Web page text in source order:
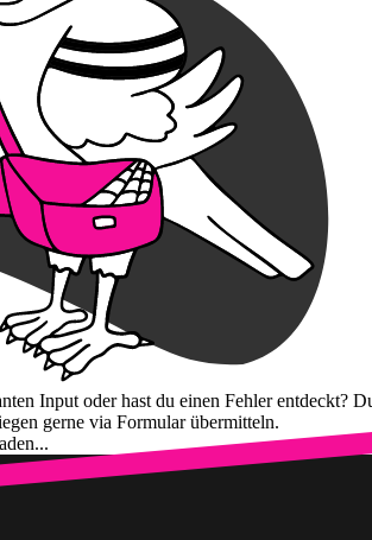
Input oder hast du einen Fehler entdeckt?
gerne via Formular übermitteln.